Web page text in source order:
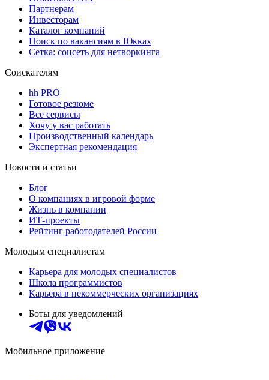
Партнерам
Инвесторам
Каталог компаний
Поиск по вакансиям в Юкках
Сетка: соцсеть для нетворкинга
Соискателям
hh PRO
Готовое резюме
Все сервисы
Хочу у вас работать
Производственный календарь
Экспертная рекомендация
Новости и статьи
Блог
О компаниях в игровой форме
Жизнь в компании
ИТ-проекты
Рейтинг работодателей России
Молодым специалистам
Карьера для молодых специалистов
Школа программистов
Карьера в некоммерческих организациях
Боты для уведомлений
Мобильное приложение